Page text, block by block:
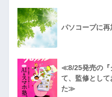
パソコープに再
≪8/25発売の『
て、監修とし
た≫